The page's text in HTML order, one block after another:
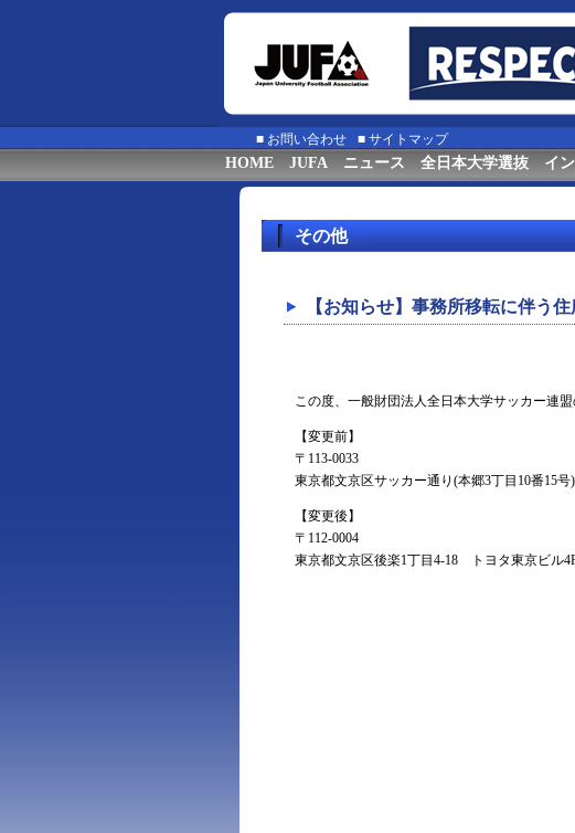
■ お問い合わせ ■ サイトマップ
HOME JUFA ニュース 全日本大学選抜 イ
その他
【お知らせ】事務所移転に伴う
この度、一般財団法人全日本大学サッカー連
【変更前】
〒113-0033
東京都文京区サッカー通り(本郷3丁目10番15
【変更後】
〒112-0004
東京都文京区後楽1丁目4-18 トヨタ東京ビル